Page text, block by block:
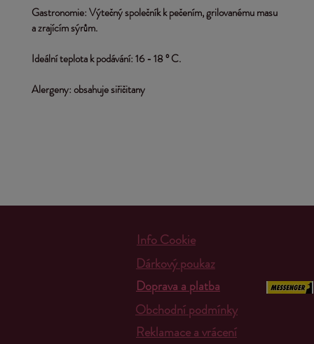
Gastronomie: Výtečný společník k pečením, grilovanému masu
a zrajícím sýrům.
Ideální teplota k podávání: 16 - 18 ° C.
Alergeny: obsahuje siřičitany
Info Cookie
Doprava a platba
Obchodní podmínky
Reklamace a vrácení
Dárkový poukaz